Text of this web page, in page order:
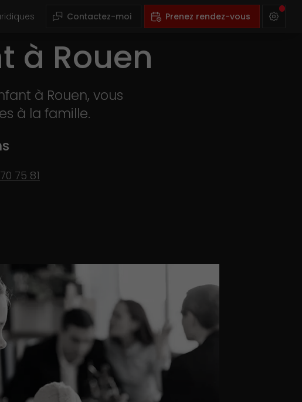
Contactez-moi Prenez rendez-vous
à Rouen
à Rouen, vous
à la famille.
75 81